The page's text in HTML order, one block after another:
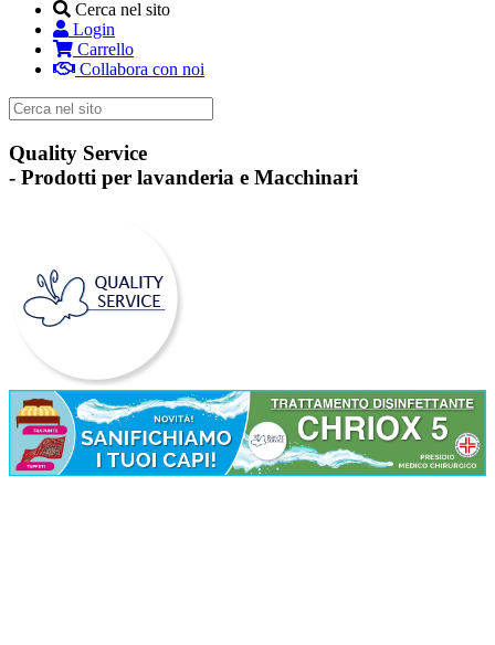
Cerca nel sito
Login
Carrello
Collabora con noi
Quality Service
- Prodotti per lavanderia e Macchinari